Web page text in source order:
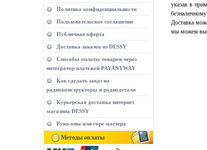
Политика конфиденциальности
Пользовательское соглашение
Публичная оферта
Доставка заказов из DESSY
Способы оплаты товаров через
интегратор платежей PAYANYWAY
Как сделать заказ на
радиоконструкторы и радиодетали
Курьерская доставка интернет
магазина DESSY
Руко.опы или горе мастера
Методы оплаты
указав в
Доставка
мы можем